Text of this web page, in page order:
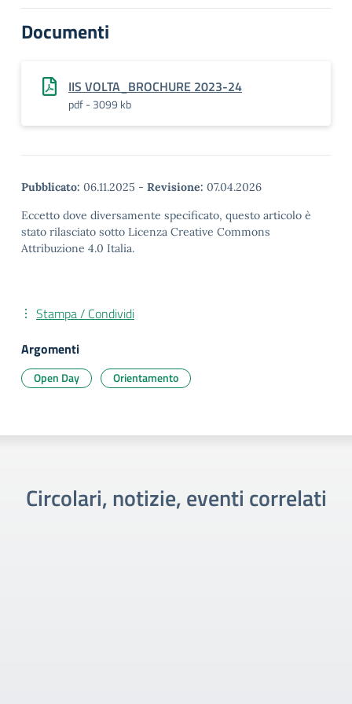
Documenti
IIS VOLTA_BROCHURE 2023-24
pdf - 3099 kb
Pubblicato: 06.11.2025 - Revisione: 07.04.2026
Eccetto dove diversamente specificato, questo articolo è
stato rilasciato sotto Licenza Creative Commons
Attribuzione 4.0 Italia.
Stampa / Condividi
Argomenti
Open Day Orientamento
Circolari, notizie, eventi correlati